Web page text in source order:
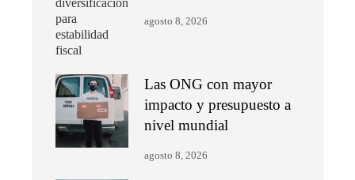
agosto 8, 2026
Las ONG con mayor
impacto y presupuesto a
nivel mundial
agosto 8, 2026